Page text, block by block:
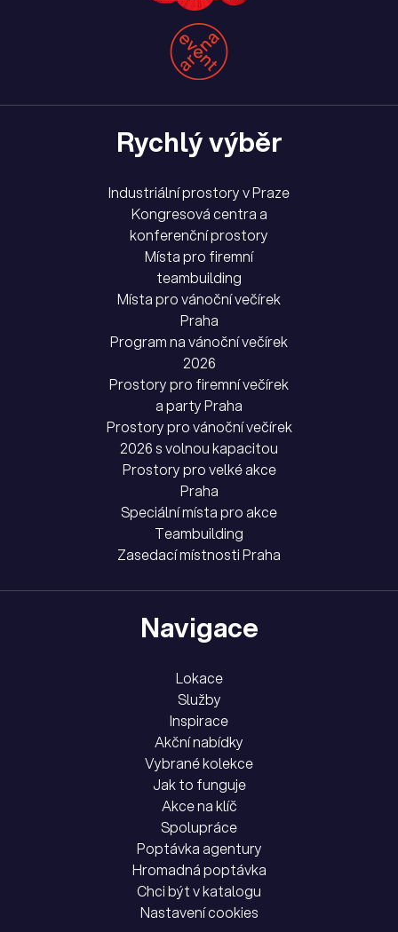
Rychlý výběr
Industriální prostory v Praze
Kongresová centra a
konferenční prostory
Místa pro firemní
teambuilding
Místa pro vánoční večírek
Praha
Program na vánoční večírek
2026
Prostory pro firemní večírek
a party Praha
Prostory pro vánoční večírek
2026 s volnou kapacitou
Prostory pro velké akce
Praha
Speciální místa pro akce
Teambuilding
Zasedací místnosti Praha
Navigace
Lokace
Služby
Inspirace
Akční nabídky
Vybrané kolekce
Jak to funguje
Akce na klíč
Spolupráce
Poptávka agentury
Hromadná poptávka
Chci být v katalogu
Nastavení cookies